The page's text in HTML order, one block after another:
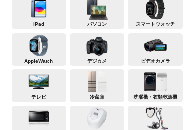
iPad パソコン スマートウォッチ
AppleWatch デジカメ ビデオカメラ
テレビ 冷蔵庫 洗濯機・衣類乾燥機